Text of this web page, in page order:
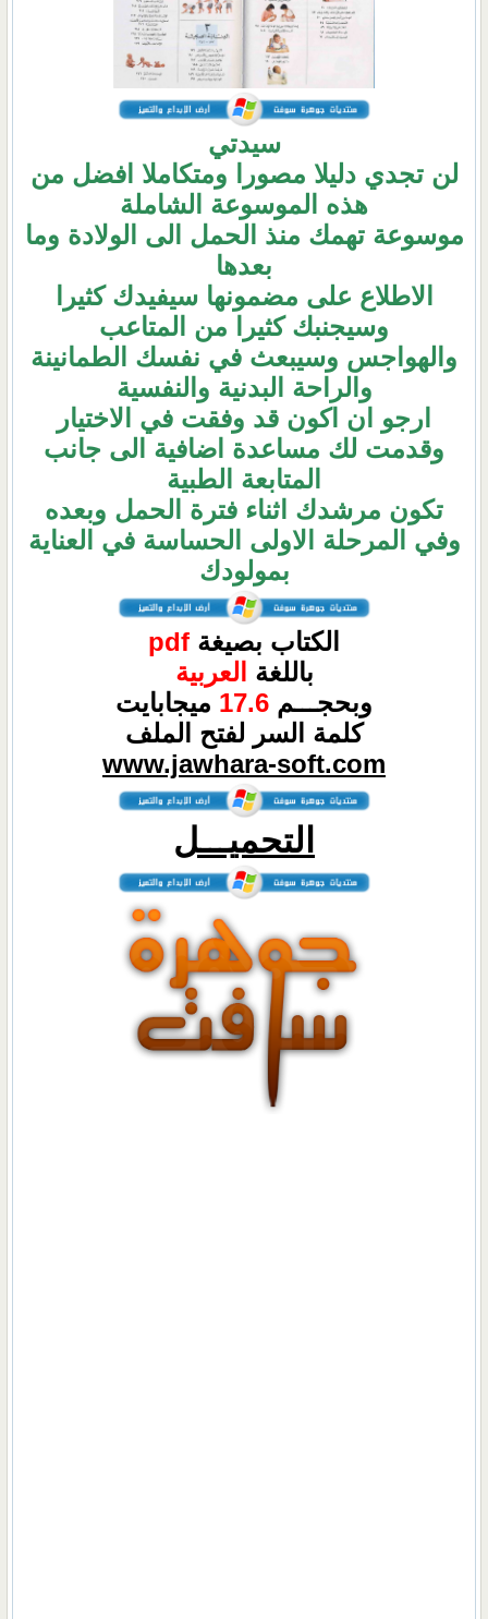
سيدتي
لن تجدي دليلا مصورا ومتكاملا افضل من
هذه الموسوعة الشاملة
موسوعة تهمك منذ الحمل الى الولادة وما
بعدها
الاطلاع على مضمونها سيفيدك كثيرا
وسيجنبك كثيرا من المتاعب
والهواجس وسيبعث في نفسك الطمانينة
والراحة البدنية والنفسية
ارجو ان اكون قد وفقت في الاختيار
وقدمت لك مساعدة اضافية الى جانب
المتابعة الطبية
تكون مرشدك اثناء فترة الحمل وبعده
وفي المرحلة الاولى الحساسة في العناية
بمولودك
الكتاب بصيغة pdf
باللغة العربية
وبحجـــم 17.6 ميجابايت
كلمة السر لفتح الملف
www.jawhara-soft.com
التحميـــل